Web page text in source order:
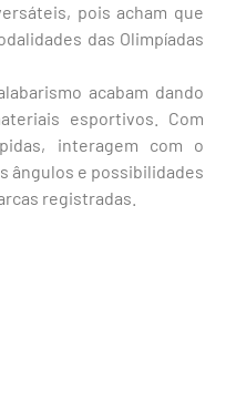
pois acham que
das Olimpíadas
acabam dando
esportivos. Com
interagem com o
ângulos e possibilidades
registradas.